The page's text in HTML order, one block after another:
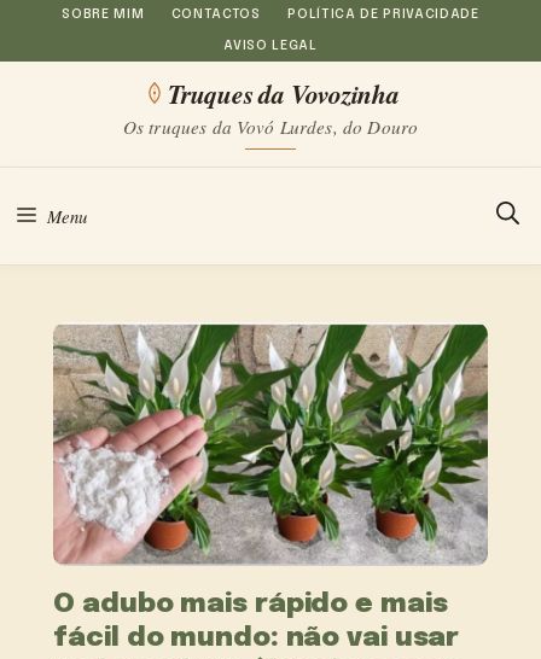
Saltar
para
conteúdo
SOBRE MIM CONTACTOS POLÍTICA DE PRIVACIDADE
AVISO LEGAL
Truques da Vovozinha
Os truques da Vovó Lurdes, do Douro
Menu
O adubo mais rápido e mais
fácil do mundo: não vai usar